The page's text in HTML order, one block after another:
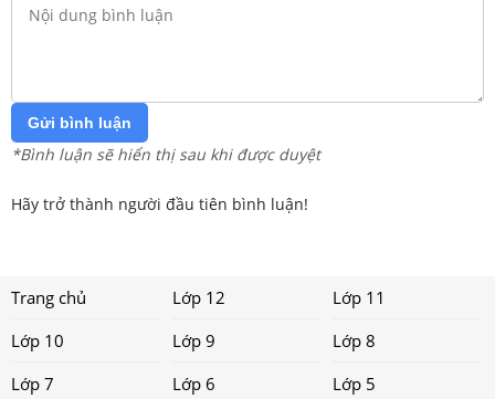
Gửi bình luận
*Bình luận sẽ hiển thị sau khi được duyệt
Hãy trở thành người đầu tiên bình luận!
Trang chủ Lớp 12
Lớp 11
Lớp 10
Lớp 9
Lớp 8
Lớp 7
Lớp 6 Lớp 5